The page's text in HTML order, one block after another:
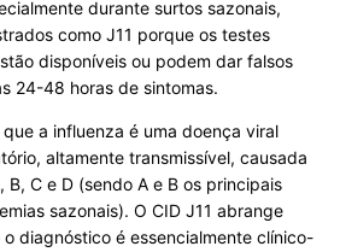
durante surtos sazonais,
como J11 porque os testes
disponíveis ou podem dar falsos
24-48 horas de sintomas.
a influenza é uma doença viral
altamente transmissível, causada
B, C e D (sendo A e B os principais
sazonais). O CID J11 abrange
diagnóstico é essencialmente clínico-